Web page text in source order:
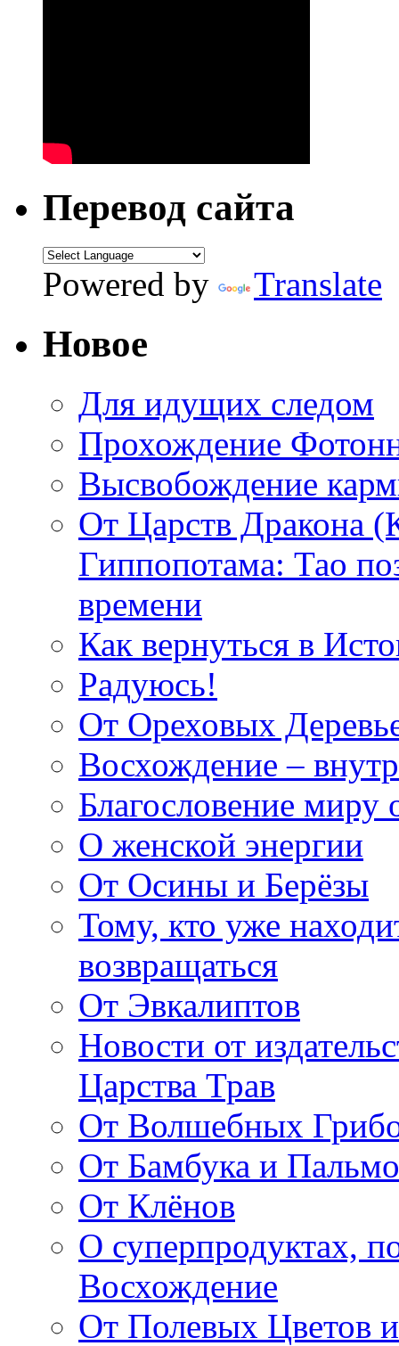
Перевод сайта
Powered by Translate
Новое
Для идущих следом
Прохождение
Высвобождение
От Царств Дракона
Гиппопотама: Тао
времени
Как вернуться в
Радуюсь!
От Ореховых
Восхождение –
Благословение миру
О женской энергии
От Осины и Берёзы
Тому, кто уже
возвращаться
От Эвкалиптов
Новости от
Царства Трав
От Волшебных
От Бамбука и
От Клёнов
О суперпродуктах,
Восхождение
От Полевых Цветов